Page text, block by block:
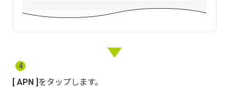
4
APN をタップします。